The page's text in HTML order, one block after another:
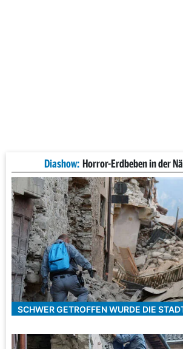
Diashow: Horror-Erdbeben in der
SCHWER GETROFFEN WURDE DIE